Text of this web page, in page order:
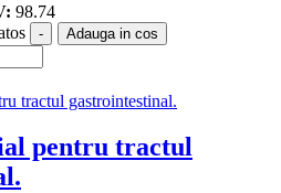
98.74
- Adauga in cos
pentru tractul